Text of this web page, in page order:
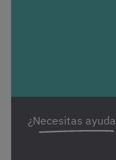
¿Necesitas